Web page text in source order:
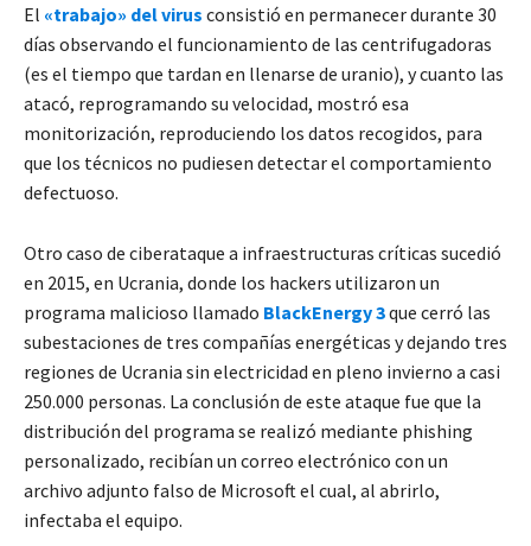
El «trabajo» del virus consistió en permanecer durante 30
días observando el funcionamiento de las centrifugadoras
(es el tiempo que tardan en llenarse de uranio), y cuanto las
atacó, reprogramando su velocidad, mostró esa
monitorización, reproduciendo los datos recogidos, para
que los técnicos no pudiesen detectar el comportamiento
defectuoso.
Otro caso de ciberataque a infraestructuras críticas sucedió
en 2015, en Ucrania, donde los hackers utilizaron un
programa malicioso llamado BlackEnergy 3que cerró las
subestaciones de tres compañías energéticas y dejando tres
regiones de Ucrania sin electricidad en pleno invierno a casi
250.000 personas. La conclusión de este ataque fue que la
distribución del programa se realizó mediante phishing
personalizado, recibían un correo electrónico con un
archivo adjunto falso de Microsoft el cual, al abrirlo,
infectaba el equipo.